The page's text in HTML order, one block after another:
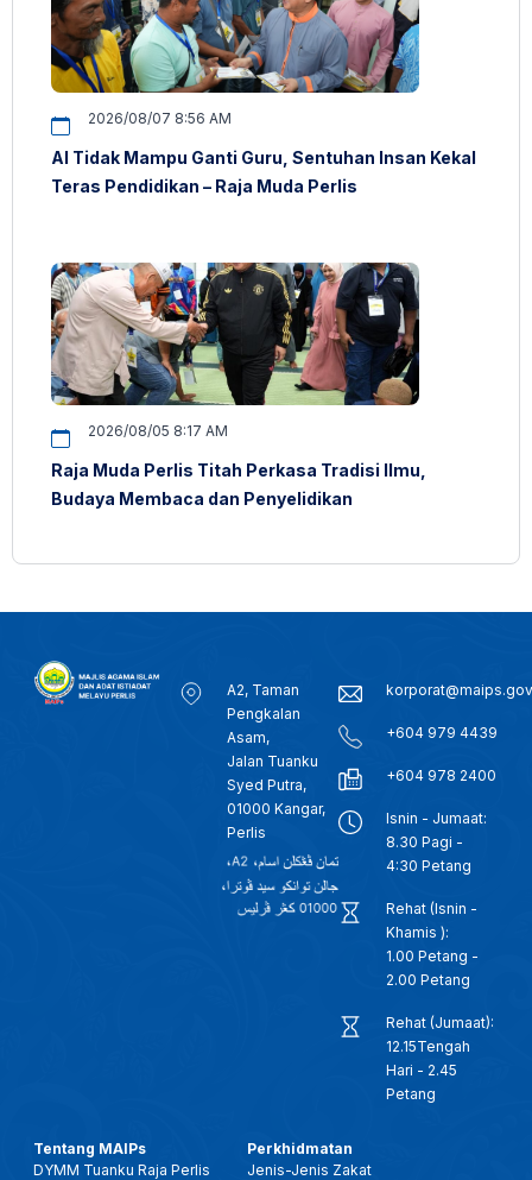
2026/08/07 8:56 AM
AI Tidak Mampu Ganti Guru, Sentuhan Insan Kekal
Teras Pendidikan – Raja Muda Perlis
2026/08/05 8:17 AM
Raja Muda Perlis Titah Perkasa Tradisi Ilmu,
Budaya Membaca dan Penyelidikan
A2, Taman
Pengkalan
Asam,
Jalan Tuanku
Syed Putra,
01000 Kangar,
Perlis
+604 979 4439
+604 978 2400
Isnin - Jumaat:
8.30 Pagi -
4:30 Petang
Rehat (Isnin -
Khamis ):
1.00 Petang -
2.00 Petang
Rehat (Jumaat):
12.15Tengah
Hari - 2.45
Petang
Tentang MAIPs
DYMM Tuanku Raja Perlis
Perkhidmatan
Jenis-Jenis Zakat